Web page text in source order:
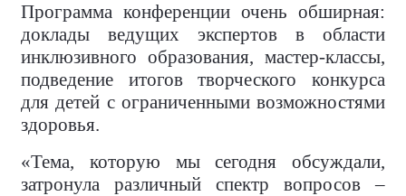
Программа конференции очень обширная:
доклады ведущих экспертов в области
инклюзивного образования, мастер-классы,
подведение итогов творческого конкурса
для детей с ограниченными возможностями
здоровья.
«Тема, которую мы сегодня обсуждали,
затронула различный спектр вопросов –